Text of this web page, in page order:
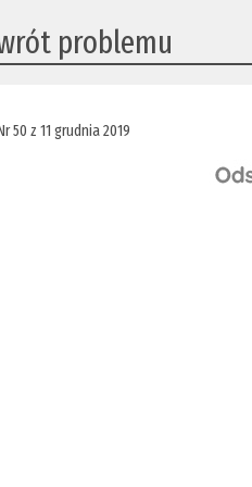
problemu
50 z 11 grudnia 2019